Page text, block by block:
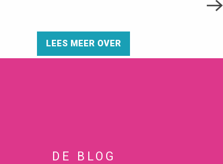
LEES MEER OVER
DE BLOG